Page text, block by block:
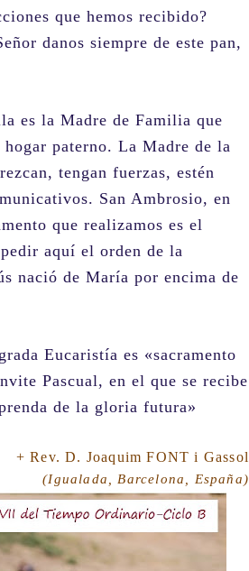
que hemos recibido?
danos siempre de este pan,
es la Madre de Familia que
paterno. La Madre de la
tengan fuerzas, estén
San Ambrosio, en
que realizamos es el
aquí el orden de la
nació de María por encima de
Eucaristía es «sacramento
Pascual, en el que se recibe
de la gloria futura»
+ Rev. D. Joaquim FONT i Gassol
(Igualada, Barcelona, España)